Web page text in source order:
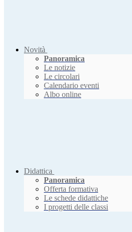
Novità
Panoramica
Le notizie
Le circolari
Calendario eventi
Albo online
Didattica
Panoramica
Offerta formativa
Le schede didattiche
I progetti delle classi